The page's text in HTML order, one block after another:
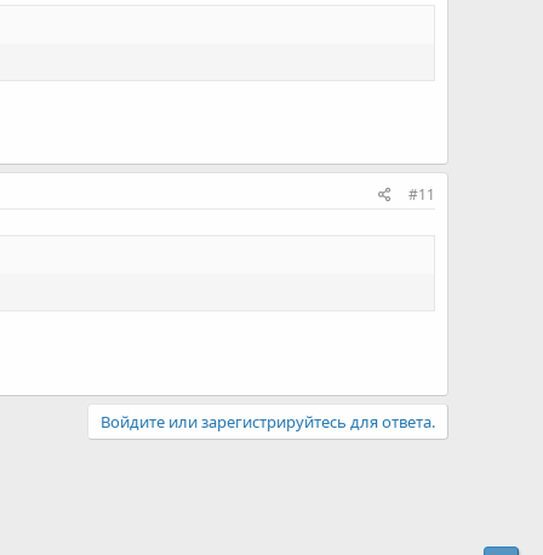
#11
Войдите или зарегистрируйтесь для ответа.